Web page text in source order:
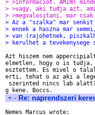
> >informaciot. AMINT
> >vagy, aki tudja azt,
> >megvalositani, mar
> Az a "szalka" mar senkit
> ennek a haszna mar
> van (rajohetnek,
> kerulhet a tevekenysege
Azt hiszem nem
elmetlen, hogy o is tudja,
esztettem. Es mivel o
erti, tehat o az aki a
szerinted nincs lab alatt?!
+ - Re: naprendszeri